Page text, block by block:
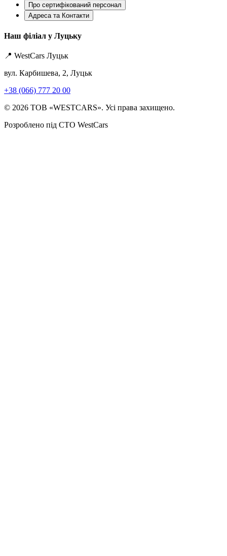
Про сертифікований персонал
Адреса та Контакти
Наш філіал у Луцьку
📍 WestCars Луцьк
вул. Карбишева, 2, Луцьк
+38 (066) 777 20 00
© 2026 ТОВ «WESTCARS». Усі права захищено.
Розроблено під СТО WestCars